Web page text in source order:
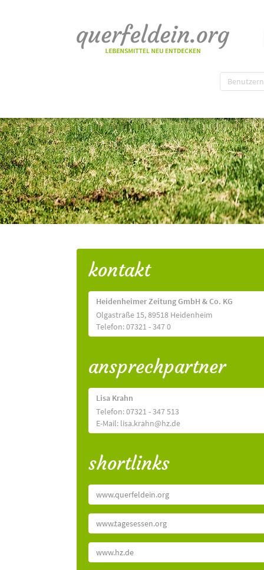
kontakt
Heidenheimer Zeitung GmbH & Co. KG
Olgastraße 15, 89518 Heidenheim
Telefon: 07321 - 347 0
ansprechpartner
Lisa Krahn
Telefon: 07321 - 347 513
E-Mail: lisa.krahn@hz.de
shortlinks
www.querfeldein.org
www.tagesessen.org
www.hz.de